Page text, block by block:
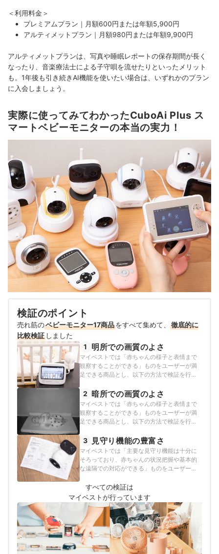
＜利用料金＞
プレミアムプラン｜月額600円または年額5,900円
アルティメットプラン｜月額980円または年額9,900円
アルティメットプランは、写真や睡眠レポートの保存期間が長く
なったり、 音楽療法士による子守唄を流せたりといったメリット
も。1年後も引き続きAI機能を使いたい場合は、いずれかのプラン
に入会しましょう。
実際に使ってみてわかったCuboAi Plus ス
マートベビーモニターの本当の実力！
検証のポイント
売れ筋のベビーモニター17商品をすべて集めて、
徹底的に
比較検証 しました
1
明所での画質のよさ
マイベストでは「赤ちゃんの様子と表情まで
観察することができる」ものをユーザーが満
足できる商品とし、以下の方法で検証を行い
検証を行なっています。
2 暗所での画質のよさ
マイベストでは「赤ちゃんの様子と表情まで
観察することができる」ものをユーザーが満
足できる商品とし、以下の方法で検証を行い
検証を行なっています。
3 見守り機能の豊富さ
マイベストでは「主要な見守り機能は十分に
そろっており、赤ちゃんの状況把握や基本的
な遠隔での対応ができる」ものをユーザーが
いました。2026年1月9日時点の情報をもとに
検証を行なっています。
すべての検証は
マイベストが行っています